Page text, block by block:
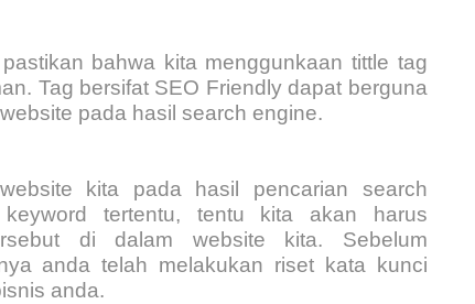
bahwa kita menggunkaan tittle tag
Tag bersifat SEO Friendly dapat berguna
pada hasil search engine.
kita pada hasil pencarian search
tertentu, tentu kita akan harus
di dalam website kita. Sebelum
anda telah melakukan riset kata kunci
anda.